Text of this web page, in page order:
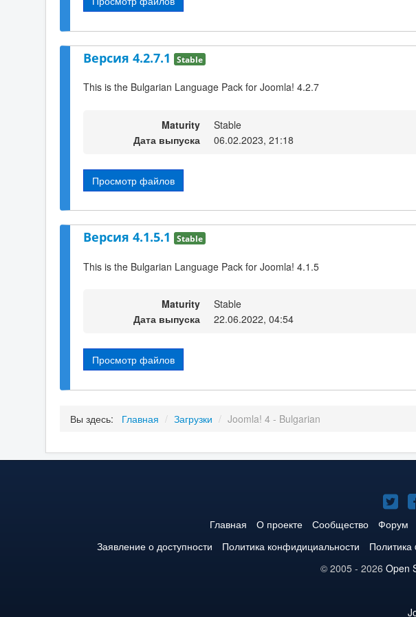
Версия 4.2.7.1 Stable
This is the Bulgarian Language Pack for Joomla! 4.2.7
Maturity
Stable
Дата выпуска
06.02.2023, 21:18
Просмотр файлов
Версия 4.1.5.1 Stable
This is the Bulgarian Language Pack for Joomla! 4.1.5
Maturity
Stable
Дата выпуска
22.06.2022, 04:54
Просмотр файлов
Вы здесь: Главная / Загрузки / Joomla! 4 - Bulgarian
в
Главная О проекте Сообщество Форум
Заявление о доступности
Политика конфидициальности Политика
© 2005 - 2026 Open